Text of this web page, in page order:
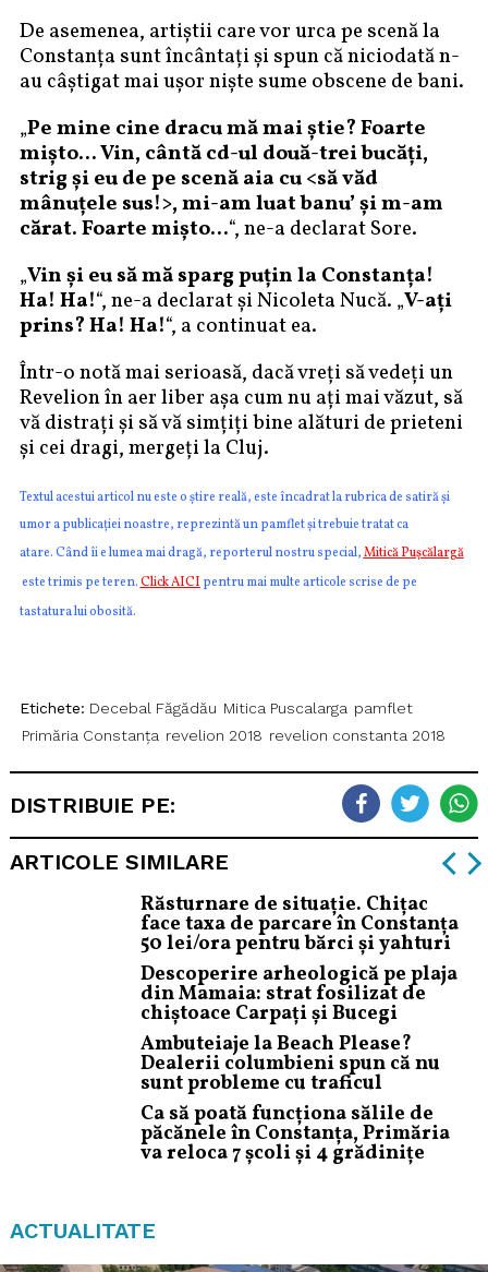
De asemenea, artiştii care vor urca pe scenă la
Constanţa sunt încântaţi şi spun că niciodată n-
au câştigat mai uşor nişte sume obscene de bani.
„Pe mine cine dracu mă mai ştie? Foarte
mişto… Vin, cântă cd-ul două-trei bucăţi,
strig şi eu de pe scenă aia cu <să văd
mânuţele sus!>, mi-am luat banu’ şi m-am
cărat. Foarte mişto…“, ne-a declarat Sore.
„Vin şi eu să mă sparg puţin la Constanţa!
Ha! Ha!“, ne-a declarat şi Nicoleta Nucă. „V-aţi
prins? Ha! Ha!“, a continuat ea.
Într-o notă mai serioasă, dacă vreţi să vedeţi un
Revelion în aer liber aşa cum nu aţi mai văzut, să
vă distraţi şi să vă simţiţi bine alături de prieteni
şi cei dragi, mergeţi la Cluj.
Textul acestui articol nu este o știre reală, este încadrat la rubrica de satiră și
umor a publicației noastre, reprezintă un pamflet și trebuie tratat ca
atare. Când îi e lumea mai dragă, reporterul nostru special,Mitică Pușcălargă
este trimis pe teren.Click AICI pentru mai multe articole scrise de pe
tastatura lui obosită.
Etichete: Decebal Făgădău Mitica Puscalarga pamflet
Primăria Constanța revelion 2018 revelion constanta 2018
DISTRIBUIE PE:
ARTICOLE SIMILARE
Răsturnare de situație. Chițac
face taxa de parcare în Constanța
50 lei/ora pentru bărci și yahturi
Descoperire arheologică pe plaja
din Mamaia: strat fosilizat de
chiștoace Carpați și Bucegi
Ambuteiaje la Beach Please?
Dealerii columbieni spun că nu
sunt probleme cu traficul
Ca să poată funcționa sălile de
păcănele în Constanța, Primăria
va reloca 7 școli și 4 grădinițe
ACTUALITATE